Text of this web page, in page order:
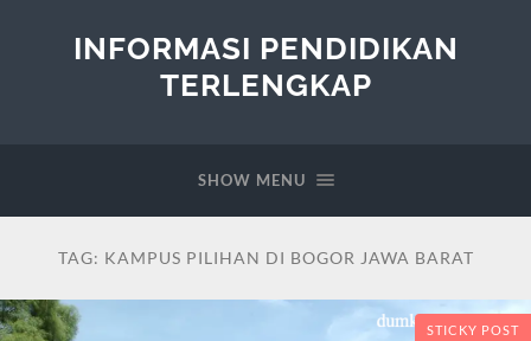
INFORMASI PENDIDIKAN
TERLENGKAP
SHOW MENU
TAG: KAMPUS PILIHAN DI BOGOR JAWA BARAT
STICKY POST